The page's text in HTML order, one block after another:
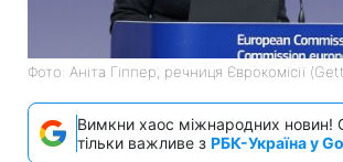
Фото: Аніта Гіппер, речниця Єврокомісії
Вимкни хаос міжнародних новин!
тільки важливе з РБК-Україна у